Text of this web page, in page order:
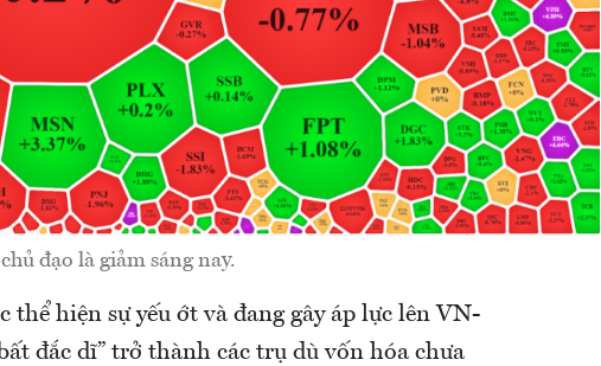
đạo là giảm sáng nay.
thể hiện sự yếu ớt và đang gây áp lực lên VN-
đắc dĩ” trở thành các trụ dù vốn hóa chưa